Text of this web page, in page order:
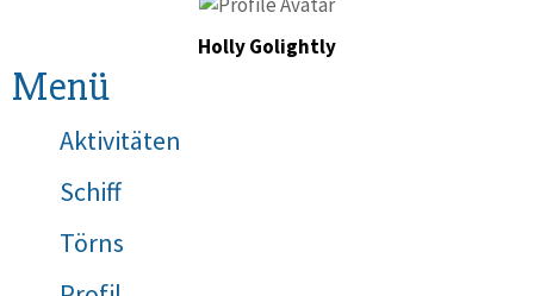
Holly Golightly
Menü
Aktivitäten
Schiff
Törns